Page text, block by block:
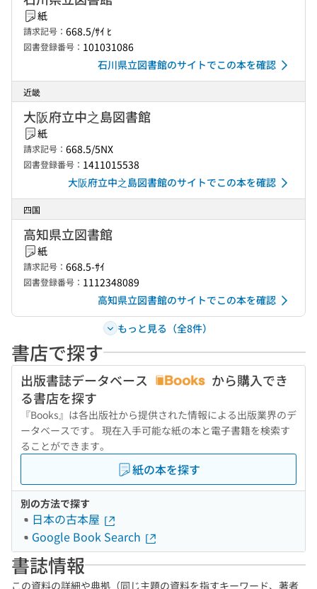
紙
請求記号： 668.5/ｻｲ ﾋ
図書登録番号： 101031086
石川県立図書館のサイトでこの本を確認
近畿
大阪府立中之島図書館
紙
請求記号： 668.5/5NX
図書登録番号： 1411015538
大阪府立中之島図書館のサイトでこの本を確認
四国
高知県立図書館
紙
請求記号： 668.5-ｻｲ
図書登録番号： 1112348089
高知県立図書館のサイトでこの本を確認
もっと見る（全8件）
書店で探す
出版書誌データベース
から購入でき
る書店を探す
『Books』は各出版社から提供された情報による出版業界のデ
ータベースです。 現在入手可能な紙の本と電子書籍を検索す
ることができます。
紙の本を探す
別の方法で探す
日本の古本屋
Google Book Search
書誌情報
この資料の詳細や典拠（同じ主題の資料を指すキーワード、著者